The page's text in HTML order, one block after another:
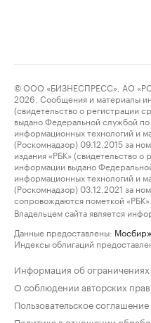
© ООО «БИЗНЕСПРЕСС», АО
2026. Сообщения и материалы
(свидетельство о регистрации
выдано Федеральной службой по
информационных технологий и
(Роскомнадзор) 09.12.2015 за
издания «РБК» (свидетельство
информации выдано
информационных технологий и
(Роскомнадзор) 03.12.2021 за
сопровождаются пометкой «РБК».
Владельцем сайта является
Данные предоставлены:
Индексы облигаций
Информация об ограничениях
О соблюдении авторских прав
Пользовательское соглашение